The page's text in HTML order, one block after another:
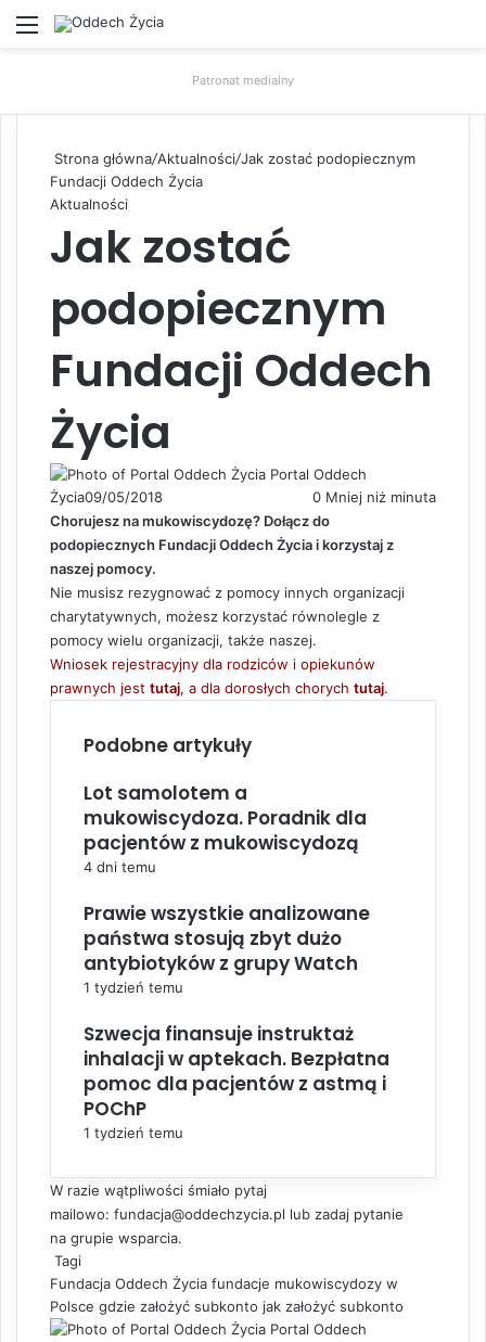
Menu
Patronat medialny
Strona główna/Aktualności/Jak zostać podopiecznym
Fundacji Oddech Życia
Aktualności
Jak zostać
podopiecznym
Fundacji Oddech
Życia
Portal Oddech
Życia09/05/2018 0 Mniej niż minuta
Chorujesz na mukowiscydozę? Dołącz do
podopiecznych Fundacji Oddech Życia i korzystaj z
naszej pomocy.
Nie musisz rezygnować z pomocy innych organizacji
charytatywnych, możesz korzystać równolegle z
pomocy wielu organizacji, także naszej.
Wniosek rejestracyjny dla rodziców i opiekunów
prawnych jest tutaj, a dla dorosłych chorych tutaj.
Podobne artykuły
Lot samolotem a
mukowiscydoza. Poradnik dla
pacjentów z mukowiscydozą
4 dni temu
Prawie wszystkie analizowane
państwa stosują zbyt dużo
antybiotyków z grupy Watch
1 tydzień temu
Szwecja finansuje instruktaż
inhalacji w aptekach. Bezpłatna
pomoc dla pacjentów z astmą i
POChP
1 tydzień temu
W razie wątpliwości śmiało pytaj
mailowo: fundacja@oddechzycia.pl lub zadaj pytanie
na grupie wsparcia.
Tagi
Fundacja Oddech Życia fundacje mukowiscydozy w
Polsce gdzie założyć subkonto jak założyć subkonto
Portal Oddech